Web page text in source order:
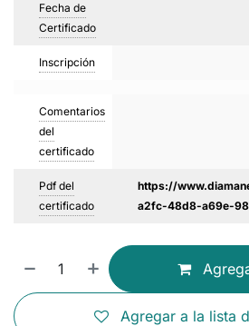
Fecha de
Certificado
Inscripción
Comentarios
del
certificado
Pdf del
certificado
https://
a2fc-48d8-a69e-
Agregar a la lista